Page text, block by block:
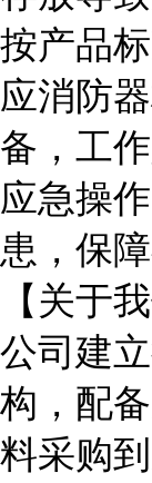
按产品
应消防
备，工
应急操
患，保
【关于
公司建
构，配
料采购